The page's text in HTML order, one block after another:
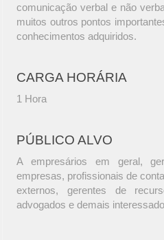
comunicação verbal e não
muitos outros pontos
conhecimentos adquiridos.
CARGA HORÁRIA
1 Hora
PÚBLICO ALVO
A empresários em geral,
empresas, profissionais de
externos, gerentes de
advogados e demais